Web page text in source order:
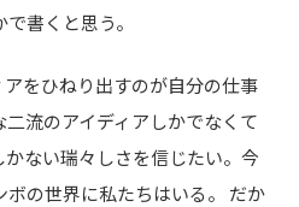
書くと思う。
をひねり出すのが自分の仕事
流のアイディアしかでなくて
ない瑞々しさを信じたい。今
の世界に私たちはいる。 だか